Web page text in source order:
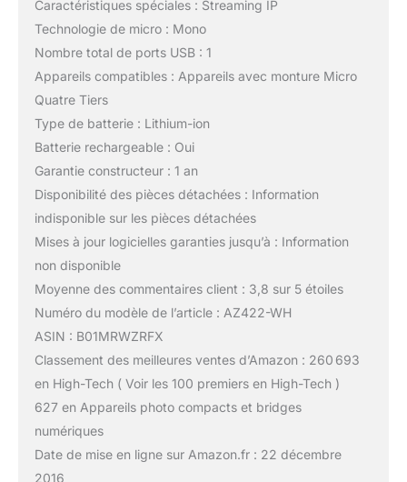
Caractéristiques spéciales : Streaming IP
Technologie de micro : Mono
Nombre total de ports USB : 1
Appareils compatibles : Appareils avec monture Micro
Quatre Tiers
Type de batterie : Lithium-ion
Batterie rechargeable : Oui
Garantie constructeur : 1 an
Disponibilité des pièces détachées : Information
indisponible sur les pièces détachées
Mises à jour logicielles garanties jusqu’à : Information
non disponible
Moyenne des commentaires client : 3,8 sur 5 étoiles
Numéro du modèle de l’article : AZ422-WH
ASIN : B01MRWZRFX
Classement des meilleures ventes d’Amazon : 260 693
en High-Tech ( Voir les 100 premiers en High-Tech )
627 en Appareils photo compacts et bridges
numériques
Date de mise en ligne sur Amazon.fr : 22 décembre
2016